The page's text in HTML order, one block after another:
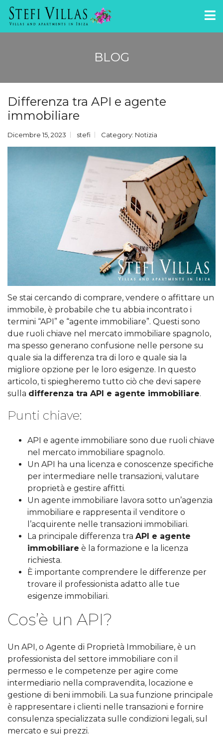
BLOG
Differenza tra API e agente
immobiliare
Dicembre 15, 2023 stefi Category: Notizia
Se stai cercando di comprare, vendere o affittare un
immobile, è probabile che tu abbia incontrato i
termini “API” e “agente immobiliare”. Questi sono
due ruoli chiave nel mercato immobiliare spagnolo,
ma spesso generano confusione nelle persone su
quale sia la differenza tra di loro e quale sia la
migliore opzione per le loro esigenze. In questo
articolo, ti spiegheremo tutto ciò che devi sapere
sulla differenza tra API e agente immobiliare.
Punti chiave:
API e agente immobiliare sono due ruoli chiave
nel mercato immobiliare spagnolo.
Un API ha una licenza e conoscenze specifiche
per intermediare nelle transazioni, valutare
proprietà e gestire affitti.
Un agente immobiliare lavora sotto un’agenzia
immobiliare e rappresenta il venditore o
l’acquirente nelle transazioni immobiliari.
La principale differenza tra API e agente
immobiliare è la formazione e la licenza
richiesta.
È importante comprendere le differenze per
trovare il professionista adatto alle tue
esigenze immobiliari.
Cos’è un API?
Un API, o Agente di Proprietà Immobiliare, è un
professionista del settore immobiliare con il
permesso e le competenze per agire come
intermediario nella compravendita, locazione e
gestione di beni immobili. La sua funzione principale
è rappresentare i clienti nelle transazioni e fornire
consulenza specializzata sulle condizioni legali, sul
mercato e sui prezzi.